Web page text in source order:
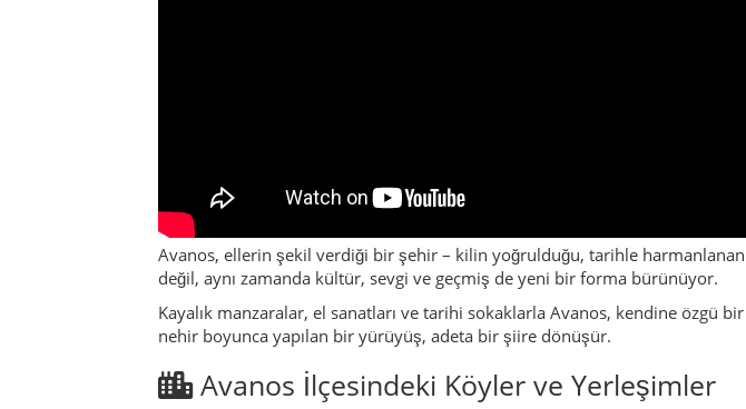
Avanos, ellerin şekil verdiği bir şehir – kilin yoğrulduğu, tarihle harmanlanan
değil, aynı zamanda kültür, sevgi ve geçmiş de yeni bir forma bürünüyor.
Kayalık manzaralar, el sanatları ve tarihi sokaklarla Avanos, kendine özgü
nehir boyunca yapılan bir yürüyüş, adeta bir şiire dönüşür.
Avanos İlçesindeki Köyler ve Yerleşimler